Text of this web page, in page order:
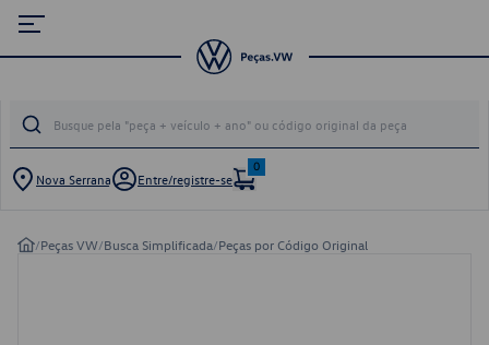
Nova Serrana Entre/registre-se
0
/Peças VW/Busca Simplificada/Peças por Código Original